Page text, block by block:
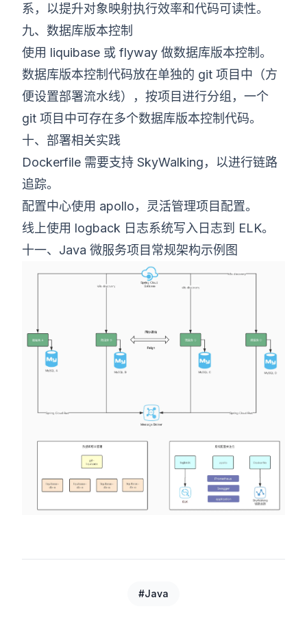
系，以提升对象映射执行效率和代码可读性。
九、数据库版本控制
使用 liquibase 或 flyway 做数据库版本控制。
数据库版本控制代码放在单独的 git 项目中（方
便设置部署流水线），按项目进行分组，一个
git 项目中可存在多个数据库版本控制代码。
十、部署相关实践
Dockerfile 需要支持 SkyWalking，以进行链路
追踪。
配置中心使用 apollo，灵活管理项目配置。
线上使用 logback 日志系统写入日志到 ELK。
十一、Java 微服务项目常规架构示例图
#Java